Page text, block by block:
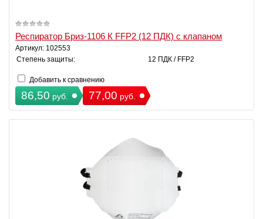
Респиратор Бриз-1106 К FFP2 (12 ПДК) с клапаном
Артикул: 102553
Степень защиты:
12 ПДК / FFP2
Добавить к сравнению
86,50 руб. 77,00 руб.